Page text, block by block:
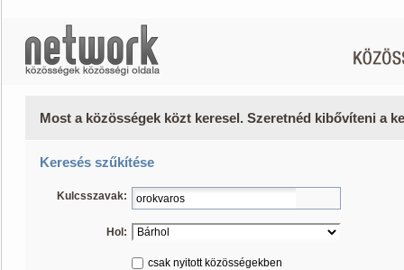
Most a közösségek közt keresel. Szeretnéd kibővíteni a
Keresés szűkítése
Kulcsszavak:
Hol:
csak nyitott közösségekben